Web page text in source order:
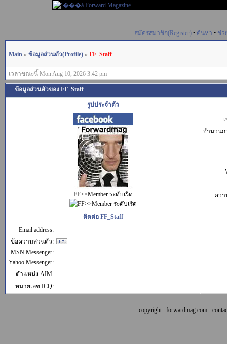
สมัครสมาชิก(Register) • ค้นหา • ช่ว
Main » ข้อมูลส่วนตัว(Profile) » FF_Staff
เวลาขณะนี้ Mon Aug 10, 2026 3:42 pm
ข้อมูลส่วนตัวของ FF_Staff
รูปประจำตัว
FF>>Member ระดับเริ่ด
จำนวน
คว
ติดต่อ FF_Staff
Email address:
ข้อความส่วนตัว:
MSN Messenger:
Yahoo Messenger:
ตำแหน่ง AIM:
หมายเลข ICQ:
copyright : forwardmag.com -